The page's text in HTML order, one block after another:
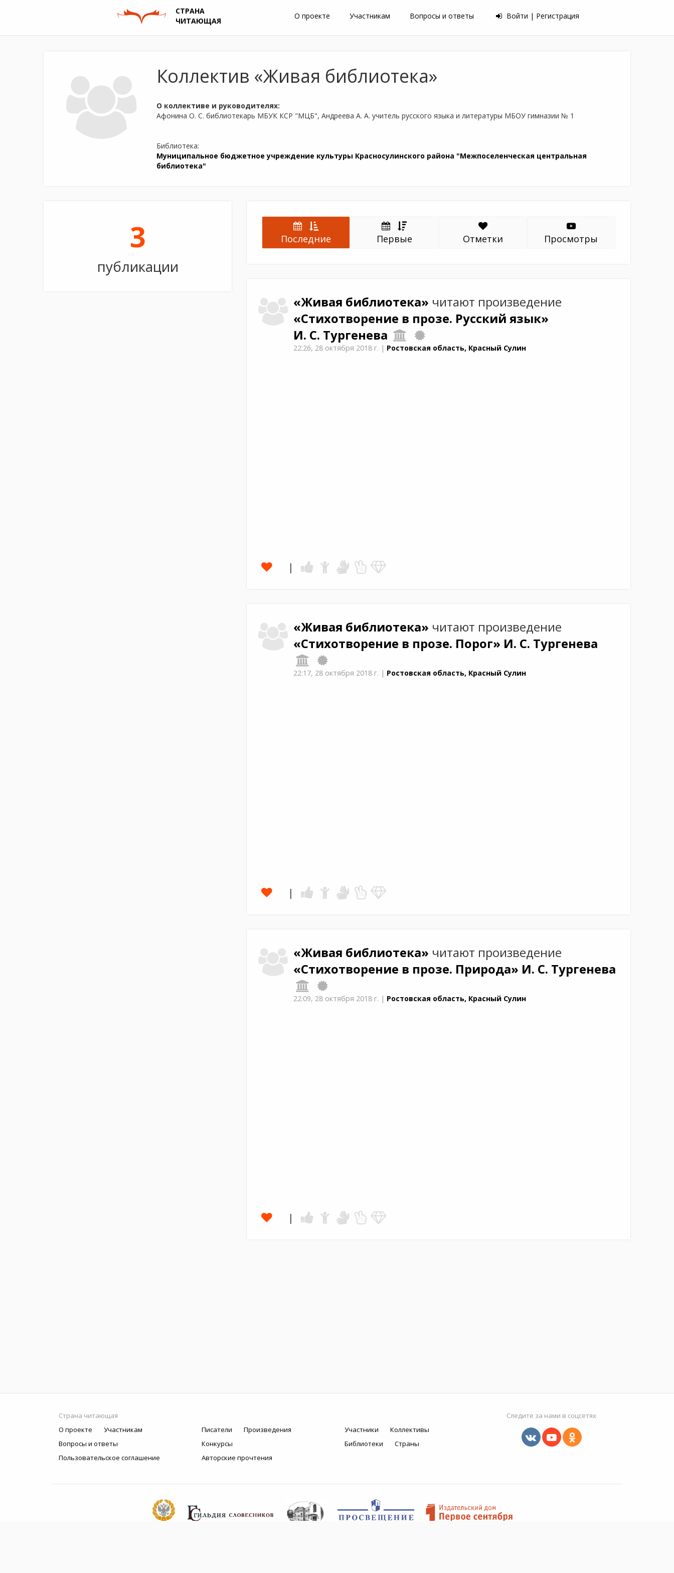
СТРАНА
ЧИТАЮЩАЯ
О проекте Участникам Вопросы и ответы Войти | Регистрация
Коллектив «Живая библиотека»
О коллективе и руководителях:
Афонина О. С. библиотекарь МБУК КСР "МЦБ", Андреева А. А. учитель русского языка и литературы МБОУ гимназии № 1
Библиотека:
Муниципальное бюджетное учреждение культуры Красносулинского района "Межпоселенческая центральная
библиотека"
3
публикации
Последние Первые Отметки Просмотры
«Живая библиотека» читают произведение
«Стихотворение в прозе. Русский язык»
И. С. Тургенева
22:26, 28 октября 2018 г. | Ростовская область, Красный Сулин
«Живая библиотека» читают произведение
«Стихотворение в прозе. Порог» И. С. Тургенева
22:17, 28 октября 2018 г. | Ростовская область, Красный Сулин
«Живая библиотека» читают произведение
«Стихотворение в прозе. Природа» И. С. Тургенева
22:09, 28 октября 2018 г. | Ростовская область, Красный Сулин
Страна читающая
О проекте
Участникам
Вопросы и ответы
Пользовательское соглашение
Писатели
Произведения
Конкурсы
Авторские прочтения
Участники
Коллективы
Библиотеки
Страны
Следите за нами в соцсетях